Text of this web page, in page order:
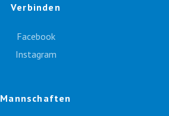
Verbinden
Facebook
Instagram
Mannschaften